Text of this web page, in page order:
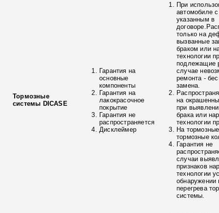
Тормозные
системы DICASE
Гарантия на
основные
компоненты
Гарантия на
лакокрасочное
покрытие
Гарантия не
распространяется
Дисклеймер
При
автомобиле
указанным в
только на
вызванные
браком или
технологии
подлежащие
случае
ремонта -
замена.
на
при
брака или
технологии
На
тормозные
Гарантия не
случаи
признаков
технологии
обнаружении
перегрева
системы.